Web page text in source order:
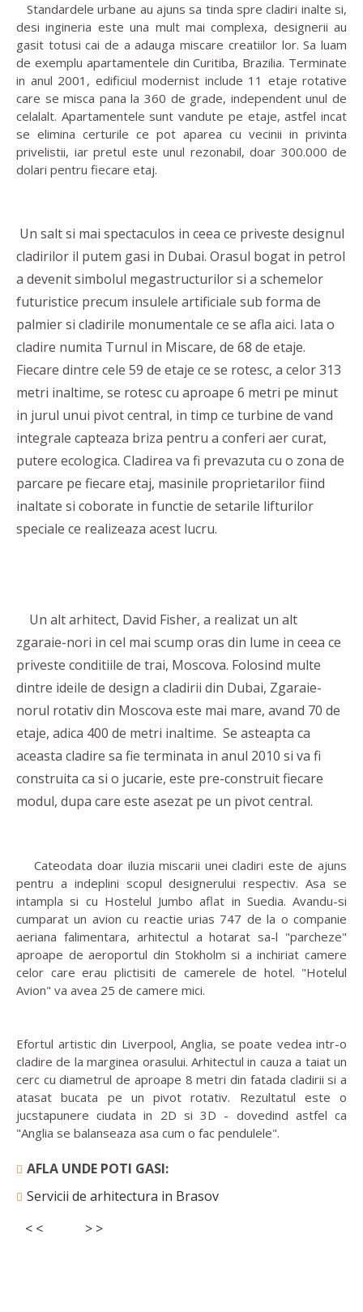
Standardele urbane au ajuns sa tinda spre cladiri inalte si,
desi ingineria este una mult mai complexa, designerii au
gasit totusi cai de a adauga miscare creatiilor lor. Sa luam
de exemplu apartamentele din Curitiba, Brazilia. Terminate
in anul 2001, edificiul modernist include 11 etaje rotative
care se misca pana la 360 de grade, independent unul de
celalalt. Apartamentele sunt vandute pe etaje, astfel incat
se elimina certurile ce pot aparea cu vecinii in privinta
privelistii, iar pretul este unul rezonabil, doar 300.000 de
dolari pentru fiecare etaj.
Un salt si mai spectaculos in ceea ce priveste designul
cladirilor il putem gasi in Dubai. Orasul bogat in petrol
a devenit simbolul megastructurilor si a schemelor
futuristice precum insulele artificiale sub forma de
palmier si cladirile monumentale ce se afla aici. Iata o
cladire numita Turnul in Miscare, de 68 de etaje.
Fiecare dintre cele 59 de etaje ce se rotesc, a celor 313
metri inaltime, se rotesc cu aproape 6 metri pe minut
in jurul unui pivot central, in timp ce turbine de vand
integrale capteaza briza pentru a conferi aer curat,
putere ecologica. Cladirea va fi prevazuta cu o zona de
parcare pe fiecare etaj, masinile proprietarilor fiind
inaltate si coborate in functie de setarile lifturilor
speciale ce realizeaza acest lucru.
Un alt arhitect, David Fisher, a realizat un alt
zgaraie-nori in cel mai scump oras din lume in ceea ce
priveste conditiile de trai, Moscova. Folosind multe
dintre ideile de design a cladirii din Dubai, Zgaraie-
norul rotativ din Moscova este mai mare, avand 70 de
etaje, adica 400 de metri inaltime. Se asteapta ca
aceasta cladire sa fie terminata in anul 2010 si va fi
construita ca si o jucarie, este pre-construit fiecare
modul, dupa care este asezat pe un pivot central.
Cateodata doar iluzia miscarii unei cladiri este de ajuns
pentru a indeplini scopul designerului respectiv. Asa se
intampla si cu Hostelul Jumbo aflat in Suedia. Avandu-si
cumparat un avion cu reactie urias 747 de la o companie
aeriana falimentara, arhitectul a hotarat sa-l "parcheze"
aproape de aeroportul din Stokholm si a inchiriat camere
celor care erau plictisiti de camerele de hotel. "Hotelul
Avion" va avea 25 de camere mici.
Efortul artistic din Liverpool, Anglia, se poate vedea intr-o
cladire de la marginea orasului. Arhitectul in cauza a taiat un
cerc cu diametrul de aproape 8 metri din fatada cladirii si a
atasat bucata pe un pivot rotativ. Rezultatul este o
jucstapunere ciudata in 2D si 3D - dovedind astfel ca
"Anglia se balanseaza asa cum o fac pendulele".
AFLA UNDE POTI GASI:
Servicii de arhitectura in Brasov
< <
> >